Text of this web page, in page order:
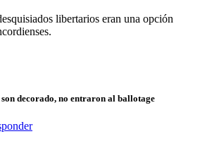
libertarios eran una opción
decorado, no entraron al ballotage